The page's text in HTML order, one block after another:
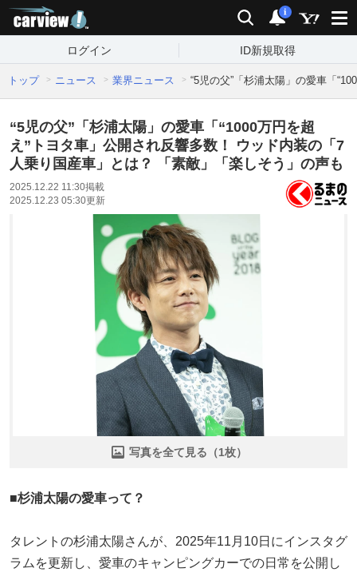
検索 通知
i
ログイン ID新規取得
トップ ニュース 業界ニュース “5児の父”「杉浦太陽」の愛車「
“5児の父”「杉浦太陽」の愛車「“1000万円を超
え”トヨタ車」公開され反響多数！ ウッド内装の「7
人乗り国産車」とは？ 「素敵」「楽しそう」の声も
2025.12.22 11:30掲載
2025.12.23 05:30更新
写真を全て見る（1枚）
■杉浦太陽の愛車って？
タレントの杉浦太陽さんが、2025年11月10日にインスタグ
ラムを更新し、愛車のキャンピングカーでの日常を公開し